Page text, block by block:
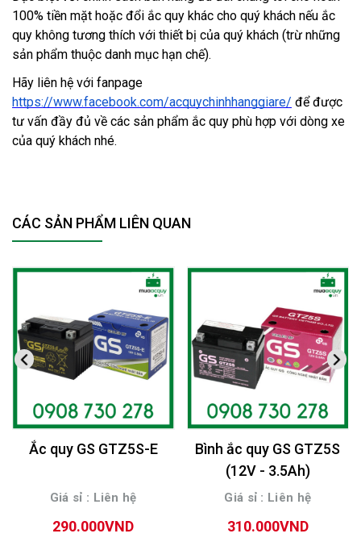
100% tiền mặt hoặc đổi ắc quy khác cho quý khách nếu ắc
quy không tương thích với thiết bị của quý khách (trừ những
sản phẩm thuộc danh mục hạn chế).
https://www.facebook.com/acquychinhhanggiare/ để được
tư vấn đầy đủ về các sản phẩm ắc quy phù hợp với dòng xe
của quý khách nhé.
CÁC SẢN PHẨM LIÊN QUAN
Ắc quy GS GTZ5S-E
Giá sỉ : Liên hệ
290.000VND
Bình ắc quy GS GTZ5S
(12V - 3.5Ah)
Giá sỉ : Liên hệ
310.000VND